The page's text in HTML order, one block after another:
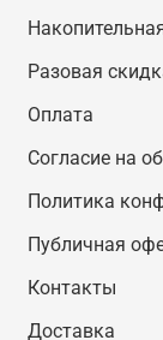
Разовая
Оплата
Согласие на
Политика
Публичная
Контакты
Доставка